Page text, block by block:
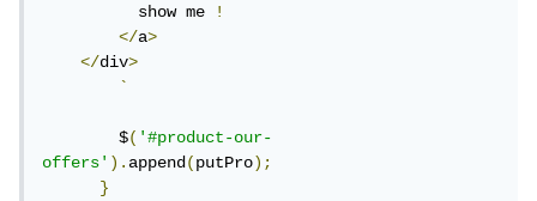
          show me
!
</a>
</div>
`
        $
('#product-our-
offers').append(putPro);
}